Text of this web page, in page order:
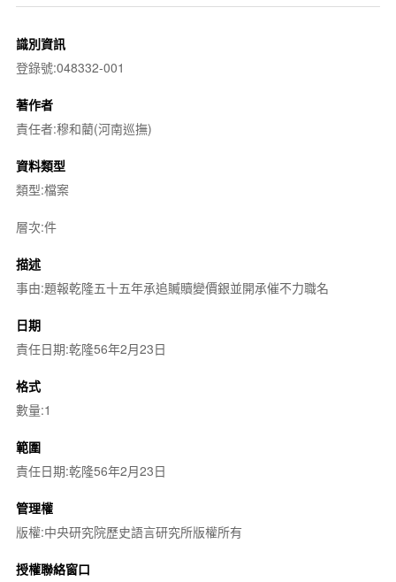
識別資訊
登錄號:048332-001
著作者
責任者:穆和藺(河南巡撫)
資料類型
類型:檔案
層次:件
描述
事由:題報乾隆五十五年承追贓贖變價銀並開承催不力職名
日期
責任日期:乾隆56年2月23日
格式
數量:1
範圍
責任日期:乾隆56年2月23日
管理權
版權:中央研究院歷史語言研究所版權所有
授權聯絡窗口